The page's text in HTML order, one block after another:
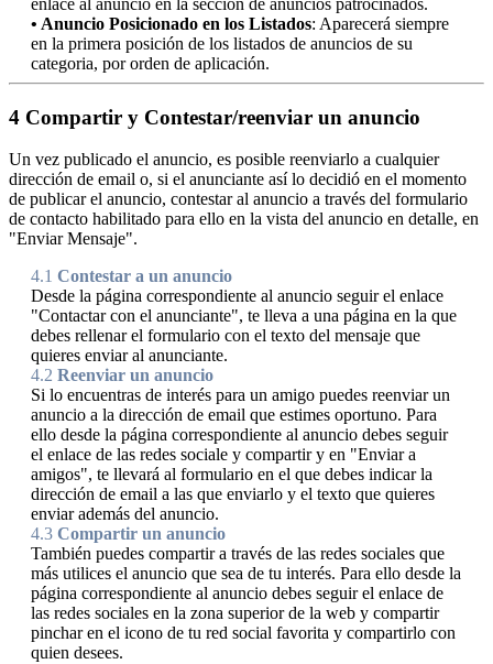
• Anuncio Posicionado en los Listados: Aparecerá siempre
en la primera posición de los listados de anuncios de su
categoria, por orden de aplicación.
4 Compartir y Contestar/reenviar un anuncio
Un vez publicado el anuncio, es posible reenviarlo a cualquier
dirección de email o, si el anunciante así lo decidió en el momento
de publicar el anuncio, contestar al anuncio a través del formulario
de contacto habilitado para ello en la vista del anuncio en detalle, en
"Enviar Mensaje".
4.1 Contestar a un anuncio
Desde la página correspondiente al anuncio seguir el enlace
"Contactar con el anunciante", te lleva a una página en la que
debes rellenar el formulario con el texto del mensaje que
quieres enviar al anunciante.
4.2 Reenviar un anuncio
Si lo encuentras de interés para un amigo puedes reenviar un
anuncio a la dirección de email que estimes oportuno. Para
ello desde la página correspondiente al anuncio debes seguir
el enlace de las redes sociale y compartir y en "Enviar a
amigos", te llevará al formulario en el que debes indicar la
dirección de email a las que enviarlo y el texto que quieres
enviar además del anuncio.
4.3 Compartir un anuncio
También puedes compartir a través de las redes sociales que
más utilices el anuncio que sea de tu interés. Para ello desde la
página correspondiente al anuncio debes seguir el enlace de
las redes sociales en la zona superior de la web y compartir
pinchar en el icono de tu red social favorita y compartirlo con
quien desees.